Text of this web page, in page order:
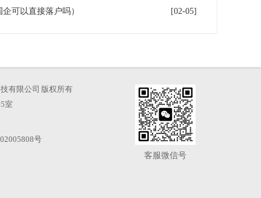
可以直接落户吗） [02-05]
有限公司 版权所有
室
号
客服微信号